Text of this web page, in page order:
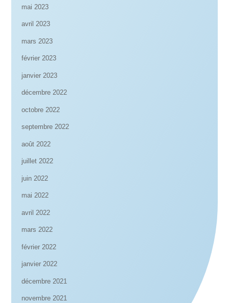
mai 2023
avril 2023
mars 2023
février 2023
janvier 2023
décembre 2022
octobre 2022
septembre 2022
août 2022
juillet 2022
juin 2022
mai 2022
avril 2022
mars 2022
février 2022
janvier 2022
décembre 2021
novembre 2021